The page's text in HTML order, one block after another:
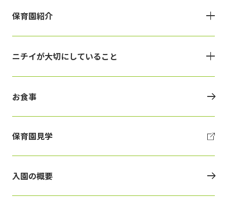
保育園紹介
ニチイが大切にしていること
お食事
保育園見学
入園の概要